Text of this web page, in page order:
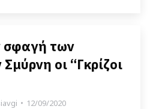
σφαγή των
οι “Γκρίζοι
12/09/2020